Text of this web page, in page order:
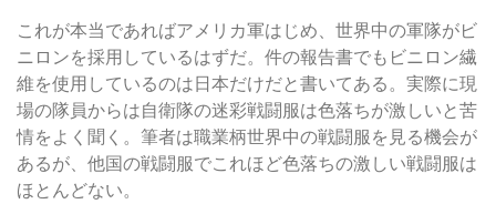
これが本当であればアメリカ軍はじめ、世界中の軍隊がビ
ニロンを採用しているはずだ。件の報告書でもビニロン繊
維を使用しているのは日本だけだと書いてある。実際に現
場の隊員からは自衛隊の迷彩戦闘服は色落ちが激しいと苦
情をよく聞く。筆者は職業柄世界中の戦闘服を見る機会が
あるが、他国の戦闘服でこれほど色落ちの激しい戦闘服は
ほとんどない。